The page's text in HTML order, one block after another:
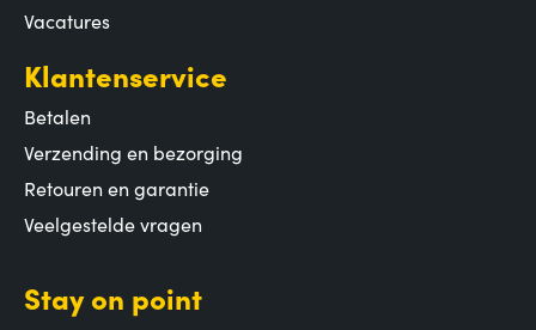
Vacatures
Klantenservice
Betalen
Verzending en bezorging
Retouren en garantie
Veelgestelde vragen
Stay on point